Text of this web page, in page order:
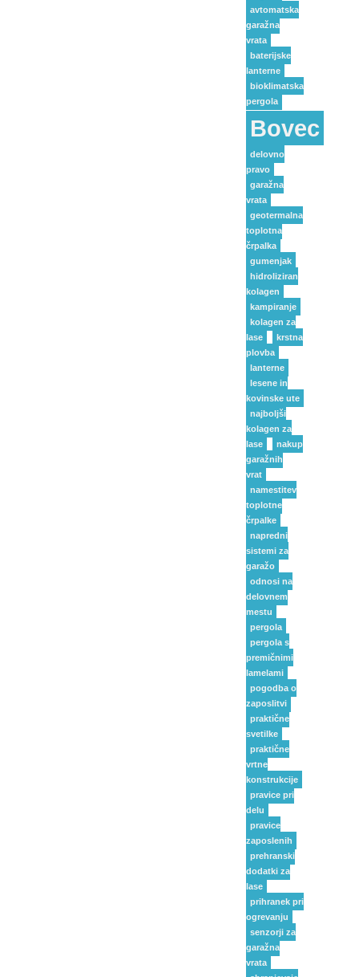
avtomatska
garažna
vrata
baterijske
lanterne
bioklimatska
pergola
Bovec
delovno
pravo
garažna
vrata
geotermalna
toplotna
črpalka
gumenjak
hidroliziran
kolagen
kampiranje
kolagen za
lase
krstna
plovba
lanterne
lesene in
kovinske ute
najboljši
kolagen za
lase
nakup
garažnih
vrat
namestitev
toplotne
črpalke
napredni
sistemi za
garažo
odnosi na
delovnem
mestu
pergola
pergola s
premičnimi
lamelami
pogodba o
zaposlitvi
praktične
svetilke
praktične
vrtne
konstrukcije
pravice pri
delu
pravice
zaposlenih
prehranski
dodatki za
lase
prihranek pri
ogrevanju
senzorji za
garažna
vrata